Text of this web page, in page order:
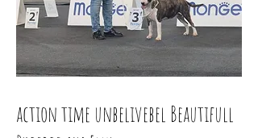
action time unbelivebel Beautifull